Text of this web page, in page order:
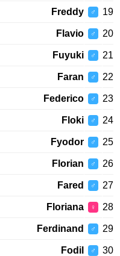
♂
Freddy
♂
Flavio
♂
Fuyuki
♂
Faran
♂
Federico
♂
Floki
♂
Fyodor
♂
Florian
♂
Fared
♀
Floriana
♂
Ferdinand
♂
Fodil